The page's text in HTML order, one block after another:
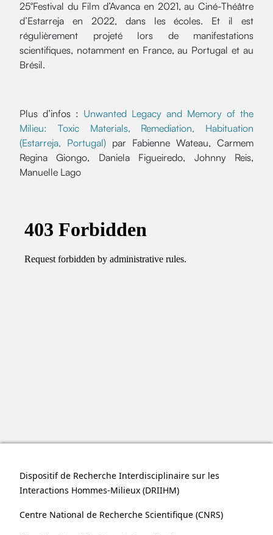
25°Festival du Film d’Avanca en 2021, au Ciné-Théâtre
d’Estarreja en 2022, dans les écoles. Et il est
régulièrement projeté lors de manifestations
scientifiques, notamment en France, au Portugal et au
Brésil.
Plus d’infos : Unwanted Legacy and Memory of the
Milieu: Toxic Materials, Remediation, Habituation
(Estarreja, Portugal) par Fabienne Wateau, Carmem
Regina Giongo, Daniela Figueiredo, Johnny Reis,
Manuelle Lago
Dispositif de Recherche Interdisciplinaire sur les
Interactions Hommes-Milieux (DRIIHM)
Centre National de Recherche Scientifique (CNRS)